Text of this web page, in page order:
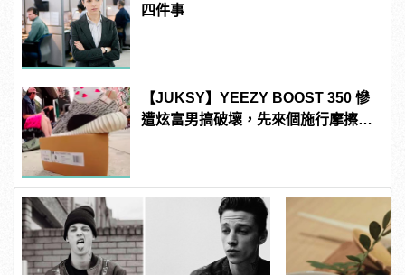
四件事
【JUKSY】YEEZY BOOST 350 慘
遭炫富男搞破壞，先來個施行摩擦之